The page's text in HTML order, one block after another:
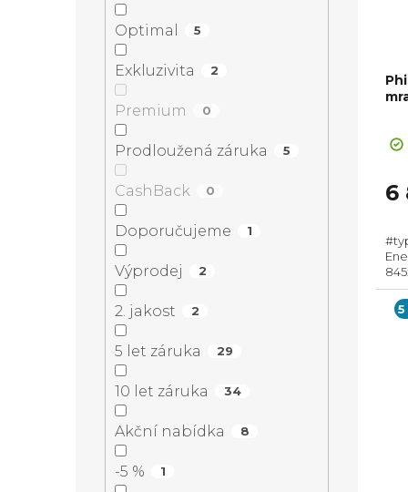
Optimal 5
Exkluzivita 2
Premium 0
Prodloužená záruka 5
CashBack 0
Doporučujeme 1
Výprodej 2
2. jakost 2
5 let záruka 29
10 let záruka 34
Akční nabídka 8
-5 % 1
d
u
k
t
ů
r
o
d
u
k
je
5,0
5
6
až